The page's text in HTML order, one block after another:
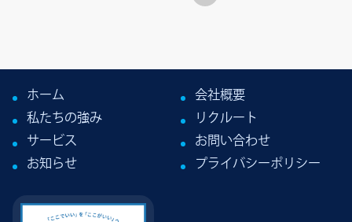
ホーム
私たちの強み
サービス
お知らせ
会社概要
リクルート
お問い合わせ
プライバシーポリシー